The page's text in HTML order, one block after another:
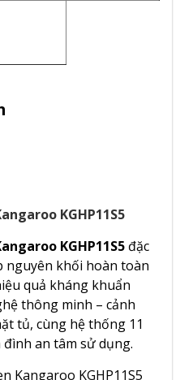
KGHP11S5
KGHP11S5 đặc
nguyên khối hoàn toàn
quả kháng khuẩn
thông minh – cảnh
tủ, cùng hệ thống 11
an tâm sử dụng.